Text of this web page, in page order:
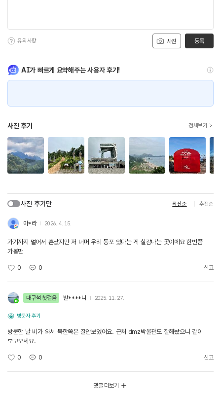
사진
유의사항 등록
AI가 빠르게 요약해주는 사용자 후기!
사진 후기 전체보기
사진 후기만 최신순 추천순
아*라 2026. 4. 15.
가기까지 멀어서 혼났지만 저 너머 우리 동포 있다는 게 실감나는 곳이에요 한번쯤
가볼만
0 0 신고
대구석 첫걸음 발****니 2025. 11. 27.
방문자 후기
방문한 날 비가 와서 북한쪽은 잘안보였어요. 근처 dmz박물관도 잘해놨으니 같이
보고오세요.
0 0 신고
댓글 더보기